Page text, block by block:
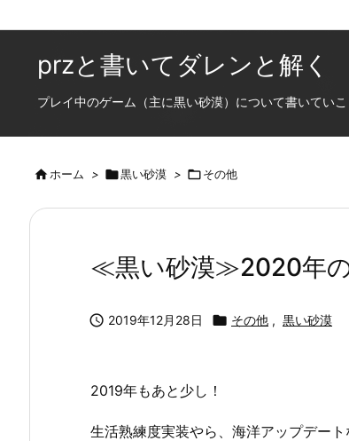
przと書いてダレンと解く
プレイ中のゲーム（主に黒い砂漠）について書いてい
ホーム > 黒い砂漠 > その他
≪黒い砂漠≫2020年
 2019年12月28日  その他 , 黒い砂漠
2019年もあと少し！
生活熟練度実装やら、海洋アップデー